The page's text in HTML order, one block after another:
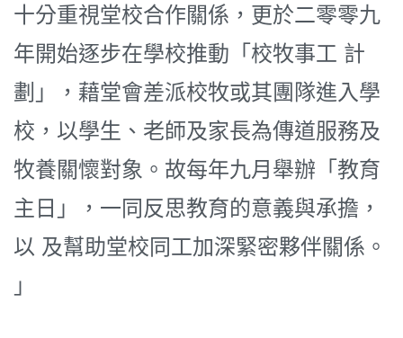
十分重視堂校合作關係，更於二零零九
年開始逐步在學校推動「校牧事工 計
劃」，藉堂會差派校牧或其團隊進入學
校，以學生、老師及家長為傳道服務及
牧養關懷對象。故每年九月舉辦「教育
主日」，一同反思教育的意義與承擔，
以 及幫助堂校同工加深緊密夥伴關係。
」